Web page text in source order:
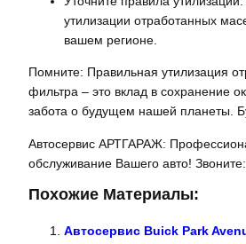
утилизации отработанных
вашем регионе.
Помните: Правильная утилизация
фильтра – это вклад в сохранение
забота о будущем нашей планеты.
Автосервис АРТГАРАЖ:
обслуживание Вашего авто!
Похожие Материалы:
Автосервис Buick Park